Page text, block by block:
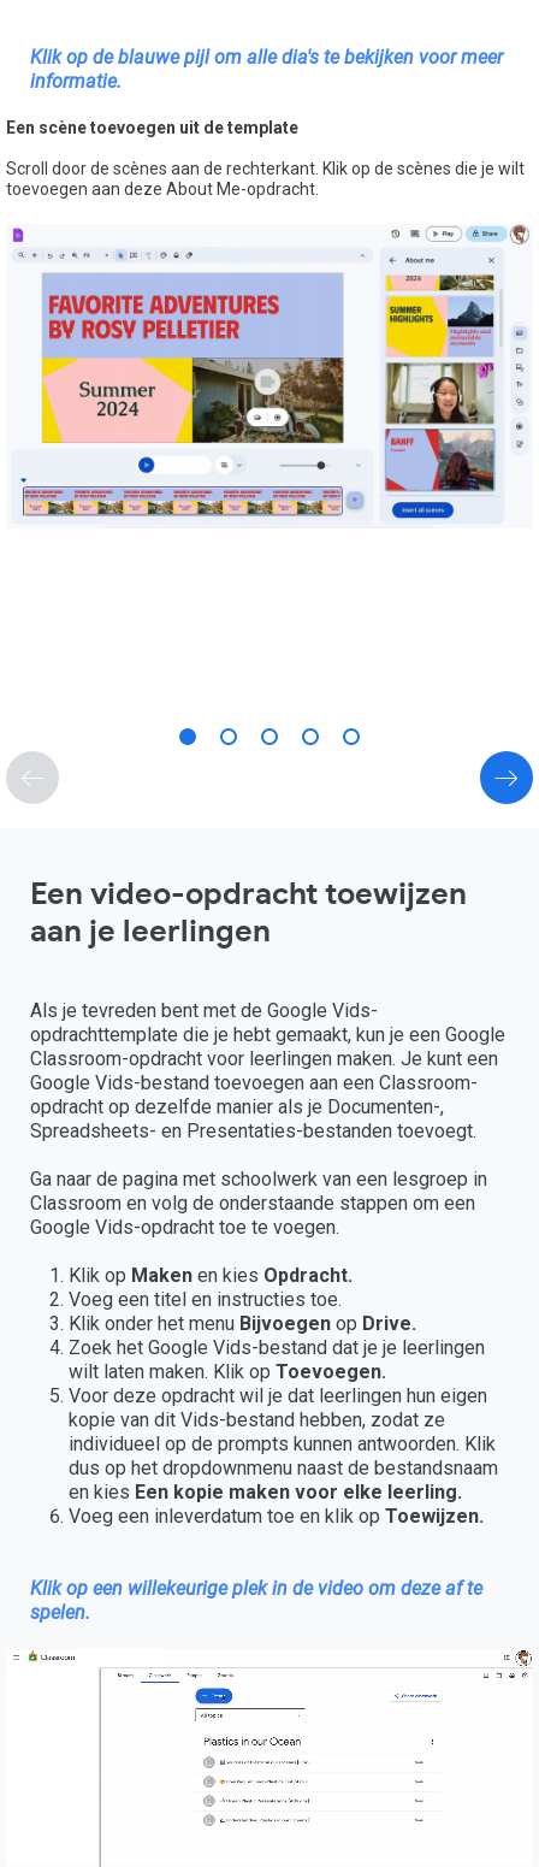
Klik op de blauwe pijl om alle dia's te bekijken voor meer
informatie.
Een scène toevoegen uit de template
Scroll door de scènes aan de rechterkant. Klik op de scènes die je wilt
toevoegen aan deze About Me-opdracht.
Een video-opdracht toewijzen
aan je leerlingen
Als je tevreden bent met de Google Vids-
opdrachttemplate die je hebt gemaakt, kun je een Google
Classroom-opdracht voor leerlingen maken. Je kunt een
Google Vids-bestand toevoegen aan een Classroom-
opdracht op dezelfde manier als je Documenten-,
Spreadsheets- en Presentaties-bestanden toevoegt.
Ga naar de pagina met schoolwerk van een lesgroep in
Classroom en volg de onderstaande stappen om een
Google Vids-opdracht toe te voegen.
Klik op Maken en kies Opdracht.
Voeg een titel en instructies toe.
Klik onder het menu Bijvoegen op Drive.
Zoek het Google Vids-bestand dat je je leerlingen
wilt laten maken. Klik op Toevoegen.
Voor deze opdracht wil je dat leerlingen hun eigen
kopie van dit Vids-bestand hebben, zodat ze
individueel op de prompts kunnen antwoorden. Klik
dus op het dropdownmenu naast de bestandsnaam
en kies Een kopie maken voor elke leerling.
Voeg een inleverdatum toe en klik op Toewijzen.
Klik op een willekeurige plek in de video om deze af te
spelen.